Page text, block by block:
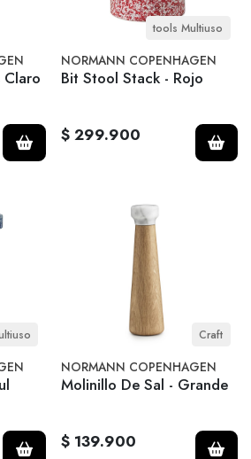
Claro
tools Multiuso
NORMANN COPENHAGEN
Bit Stool Stack - Rojo
$ 299.900
Craft
NORMANN COPENHAGEN
Molinillo De Sal - Grande
$ 139.900